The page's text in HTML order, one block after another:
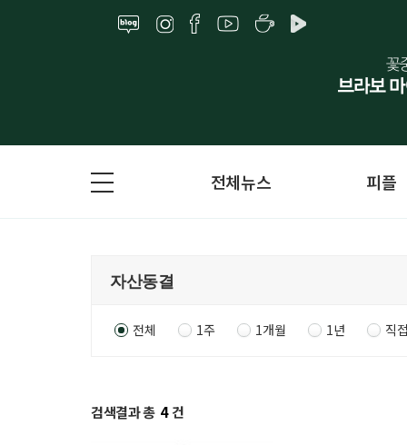
전체뉴스 피플
전체 1주 1개월 1년 직
검색결과 총 4 건